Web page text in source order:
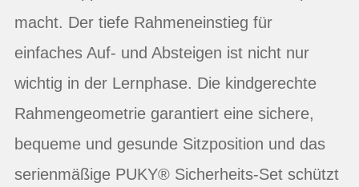
macht. Der tiefe Rahmeneinstieg für
einfaches Auf- und Absteigen ist nicht nur
wichtig in der Lernphase. Die kindgerechte
Rahmengeometrie garantiert eine sichere,
bequeme und gesunde Sitzposition und das
serienmäßige PUKY® Sicherheits-Set schützt